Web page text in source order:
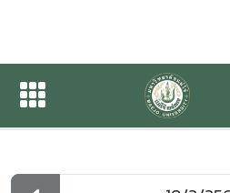
ปฏิทินกิจกรรมของ
ปฏิทินกิจกรรมของหน่วยงาน